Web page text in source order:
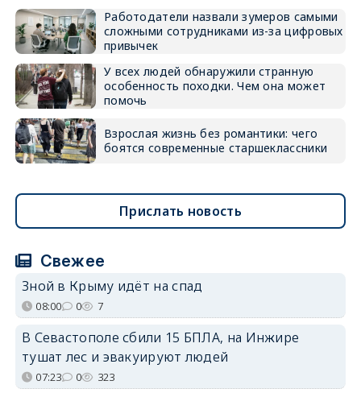
Работодатели назвали зумеров самыми
сложными сотрудниками из-за цифровых
привычек
У всех людей обнаружили странную
особенность походки. Чем она может
помочь
Взрослая жизнь без романтики: чего
боятся современные старшеклассники
Прислать новость
Свежее
Зной в Крыму идёт на спад
08:00 0 7
В Севастополе сбили 15 БПЛА, на Инжире
тушат лес и эвакуируют людей
07:23 0 323